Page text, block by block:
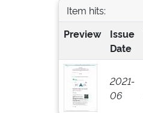
Item hits:
Preview
Issue
Date
2021-
06